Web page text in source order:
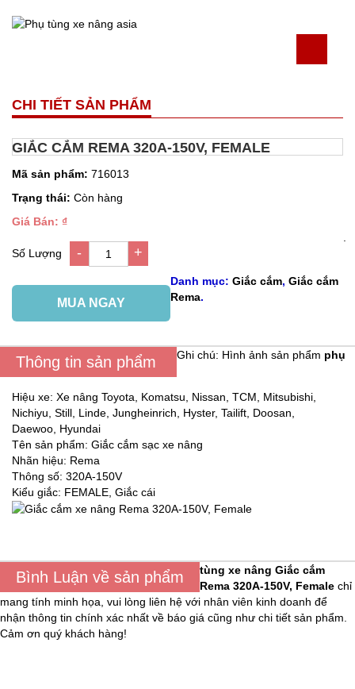
CHI TIẾT SẢN PHẨM
GIẮC CẮM REMA 320A-150V, FEMALE
Mã sản phẩm: 716013
Trạng thái: Còn hàng
Giá Bán: ₫
Số Lượng - 1 +
MUA NGAY
Thông tin sản phẩm
Hiệu xe: Xe nâng Toyota, Komatsu, Nissan, TCM, Mitsubishi,
Nichiyu, Still, Linde, Jungheinrich, Hyster, Tailift, Doosan,
Daewoo, Hyundai
Tên sản phẩm: Giắc cắm sạc xe nâng
Nhãn hiệu: Rema
Thông số: 320A-150V
Kiểu giắc: FEMALE, Giắc cái
Bình Luận về sản phẩm
Danh mục: Giắc cắm, Giắc cắm
Rema.
Ghi chú: Hình ảnh sản phẩm phụ
tùng xe nâng Giắc cắm
Rema 320A-150V, Female chỉ
mang tính minh họa, vui lòng liên hệ với nhân viên kinh doanh để
nhận thông tin chính xác nhất về báo giá cũng như chi tiết sản phẩm.
Cảm ơn quý khách hàng!